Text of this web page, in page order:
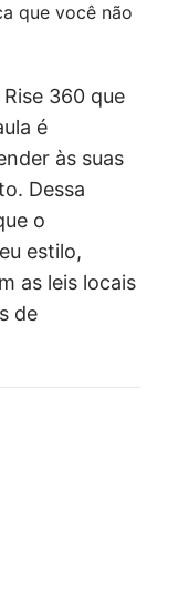
que você não
360 que
é
às suas
Dessa
o
estilo,
as leis locais
de